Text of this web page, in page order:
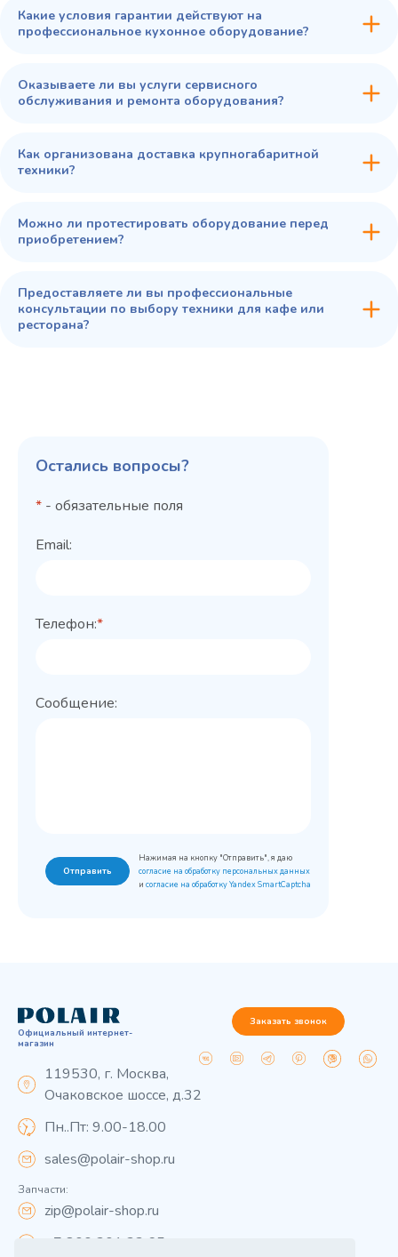
Какие условия гарантии действуют на
профессиональное кухонное оборудование?
Оказываете ли вы услуги сервисного
обслуживания и ремонта оборудования?
Как организована доставка крупногабаритной
техники?
Можно ли протестировать оборудование перед
приобретением?
Предоставляете ли вы профессиональные
консультации по выбору техники для кафе или
ресторана?
Остались вопросы?
* - обязательные поля
Email:
Телефон:*
Сообщение:
Отправить
Нажимая на кнопку "Отправить", я даю
согласие на обработку персональных данных
и согласие на обработку Yandex SmartCaptcha
Официальный интернет-
магазин
119530, г. Москва,
Очаковское шоссе, д.32
Пн..Пт: 9.00-18.00
sales@polair-shop.ru
Запчасти:
zip@polair-shop.ru
+7 800 301 33 65
Заказать звонок